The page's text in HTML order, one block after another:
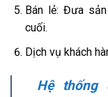
Bán lẻ: Đưa
cuối.
Dịch vụ khách
Hệ thống